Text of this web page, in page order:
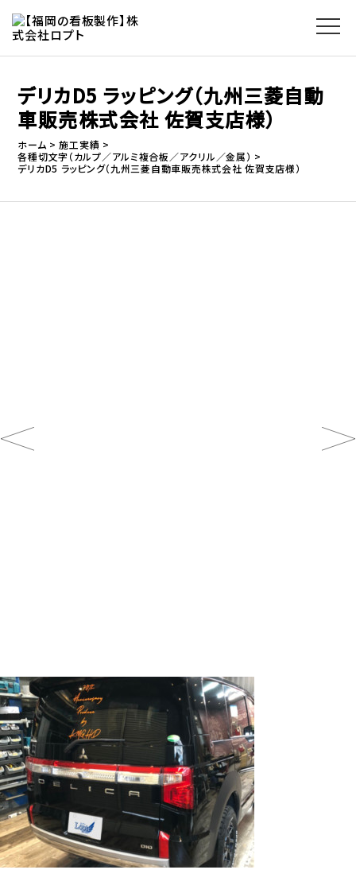
デリカD5 ラッピング（九州三菱自動
車販売株式会社 佐賀支店様）
ホーム
施工実績
各種切文字（カルプ／アルミ複合板／アクリル／金属）
デリカD5 ラッピング（九州三菱自動車販売株式会社 佐賀支店様）